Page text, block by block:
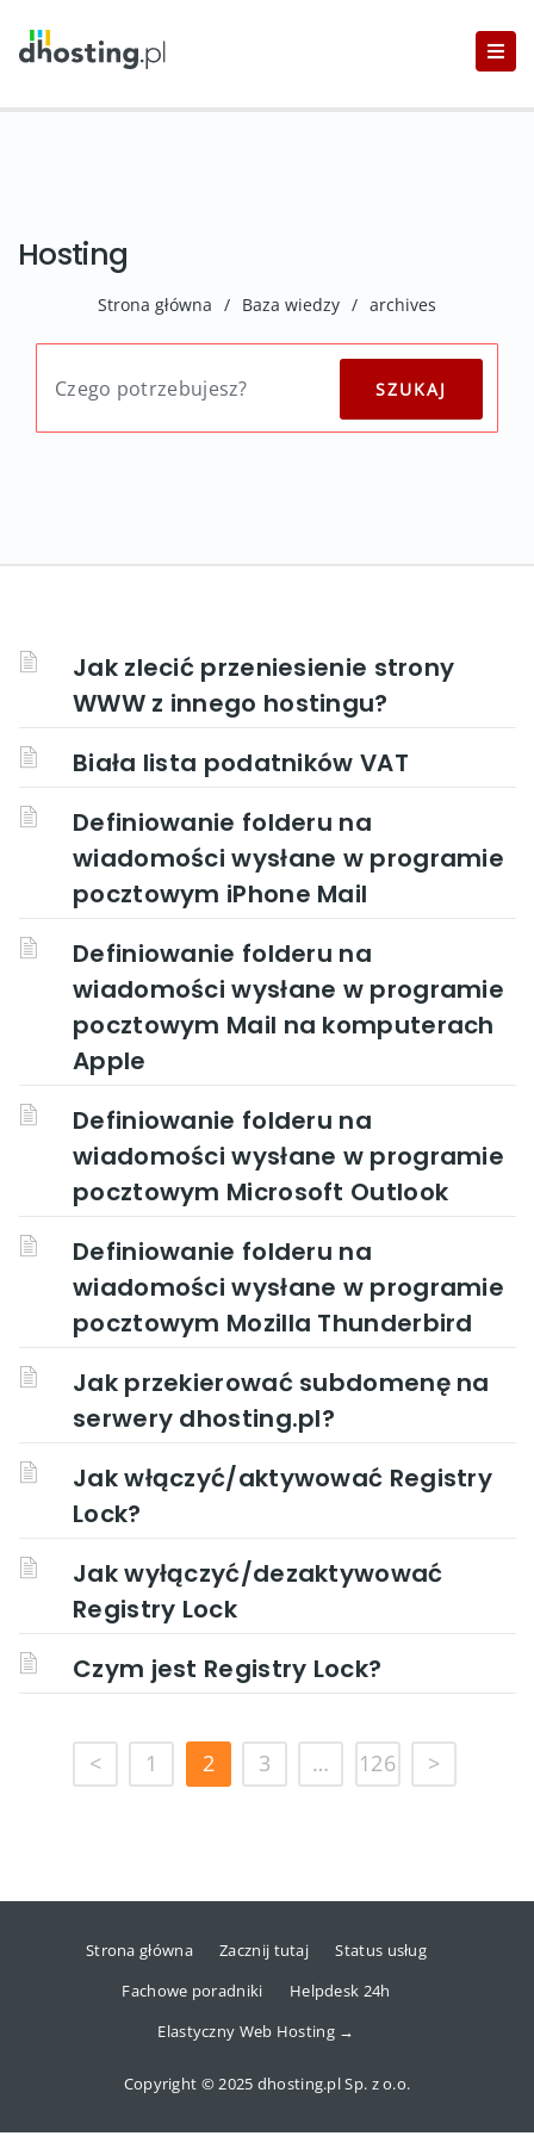
Hosting
Strona główna / Baza wiedzy / archives
Jak zlecić przeniesienie strony
WWW z innego hostingu?
Biała lista podatników VAT
Definiowanie folderu na
wiadomości wysłane w programie
pocztowym iPhone Mail
Definiowanie folderu na
wiadomości wysłane w programie
pocztowym Mail na komputerach
Apple
Definiowanie folderu na
wiadomości wysłane w programie
pocztowym Microsoft Outlook
Definiowanie folderu na
wiadomości wysłane w programie
pocztowym Mozilla Thunderbird
Jak przekierować subdomenę na
serwery dhosting.pl?
Jak włączyć/aktywować Registry
Lock?
Jak wyłączyć/dezaktywować
Registry Lock
Czym jest Registry Lock?
< 1 2 3 … 126 >
Strona główna Zacznij tutaj
Status usług
Fachowe poradniki
Helpdesk 24h
Elastyczny Web Hosting →
Copyright © 2025 dhosting.pl Sp. z o.o.